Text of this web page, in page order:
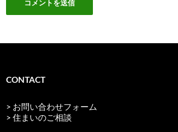
CONTACT
> お問い合わせフォーム
> 住まいのご相談